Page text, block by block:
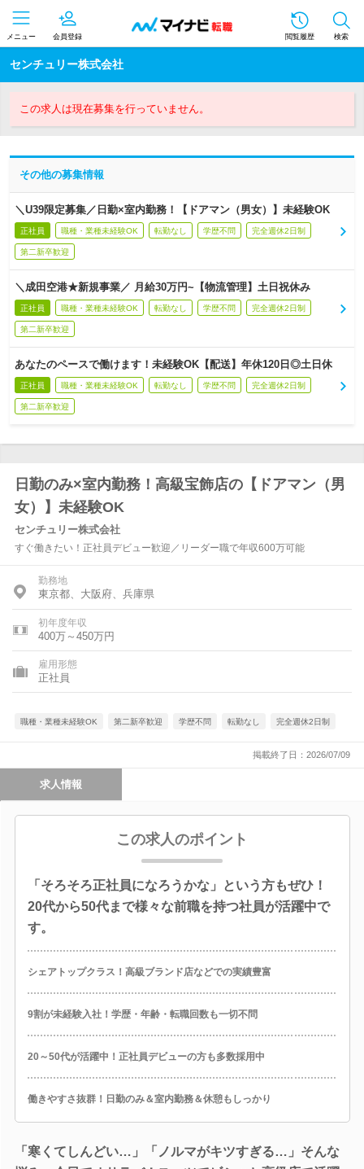
メニュー 会員登録 閲覧履歴 検索
センチュリー株式会社
この求人は現在募集を行っていません。
その他の募集情報
＼U39限定募集／日勤×室内勤務！【ドアマン（男女）】未経験OK
正社員 職種・業種未経験OK 転勤なし 学歴不問 完全週休2日制
第二新卒歓迎
＼成田空港★新規事業／ 月給30万円~【物流管理】土日祝休み
正社員 職種・業種未経験OK 転勤なし 学歴不問 完全週休2日制
第二新卒歓迎
あなたのペースで働けます！未経験OK【配送】年休120日◎土日休
正社員 職種・業種未経験OK 転勤なし 学歴不問 完全週休2日制
第二新卒歓迎
日勤のみ×室内勤務！高級宝飾店の【ドアマン（男
女）】未経験OK
センチュリー株式会社
すぐ働きたい！正社員デビュー歓迎／リーダー職で年収600万可能
勤務地
東京都、大阪府、兵庫県
初年度年収
400万～450万円
雇用形態
正社員
職種・業種未経験OK 第二新卒歓迎 学歴不問 転勤なし 完全週休2日制
掲載終了日：2026/07/09
求人情報
この求人のポイント
「そろそろ正社員になろうかな」という方もぜひ！
20代から50代まで様々な前職を持つ社員が活躍中で
す。
シェアトップクラス！高級ブランド店などでの実績豊富
9割が未経験入社！学歴・年齢・転職回数も一切不問
20～50代が活躍中！正社員デビューの方も多数採用中
働きやすさ抜群！日勤のみ＆室内勤務＆休憩もしっかり
「寒くてしんどい…」「ノルマがキツすぎる…」そんな